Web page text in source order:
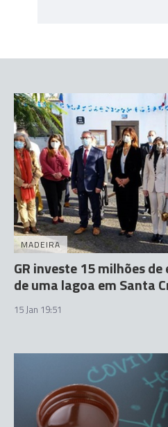
MADEIRA
GR investe 15 milhões
de uma lagoa em Santa
15 Jan 19:51